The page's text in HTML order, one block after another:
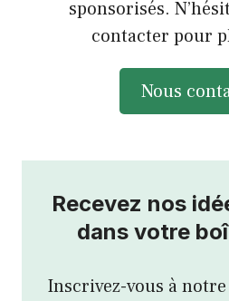
sponsorisés.
contacter pour
Nous
Recevez nos
dans votre
Inscrivez-vous à